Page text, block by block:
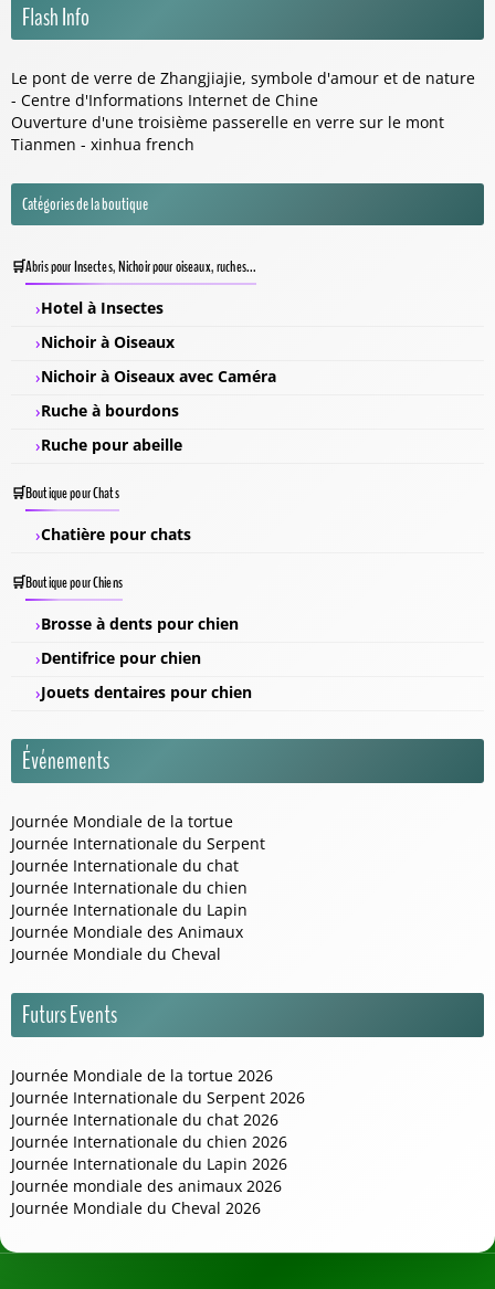
Flash Info
Le pont de verre de Zhangjiajie, symbole d'amour et de nature
- Centre d'Informations Internet de Chine
Ouverture d'une troisième passerelle en verre sur le mont
Tianmen - xinhua french
Catégories de la boutique
Abris pour Insectes, Nichoir pour oiseaux, ruches...
Hotel à Insectes
Nichoir à Oiseaux
Nichoir à Oiseaux avec Caméra
Ruche à bourdons
Ruche pour abeille
Boutique pour Chats
Chatière pour chats
Boutique pour Chiens
Brosse à dents pour chien
Dentifrice pour chien
Jouets dentaires pour chien
Événements
Journée Mondiale de la tortue
Journée Internationale du Serpent
Journée Internationale du chat
Journée Internationale du chien
Journée Internationale du Lapin
Journée Mondiale des Animaux
Journée Mondiale du Cheval
Futurs Events
Journée Mondiale de la tortue 2026
Journée Internationale du Serpent 2026
Journée Internationale du chat 2026
Journée Internationale du chien 2026
Journée Internationale du Lapin 2026
Journée mondiale des animaux 2026
Journée Mondiale du Cheval 2026